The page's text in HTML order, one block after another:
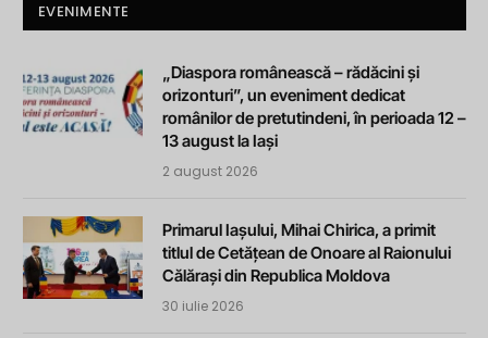
EVENIMENTE
„Diaspora românească – rădăcini și
orizonturi”, un eveniment dedicat
românilor de pretutindeni, în perioada 12 –
13 august la Iași
2 august 2026
Primarul Iașului, Mihai Chirica, a primit
titlul de Cetățean de Onoare al Raionului
Călărași din Republica Moldova
30 iulie 2026